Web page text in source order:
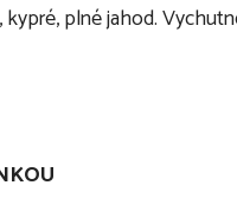
plné jahod.